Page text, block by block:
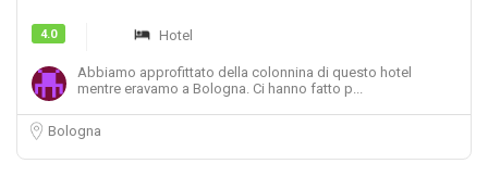
4.0 Hotel
Abbiamo approfittato della colonnina di questo hotel
mentre eravamo a Bologna. Ci hanno fatto p...
Bologna